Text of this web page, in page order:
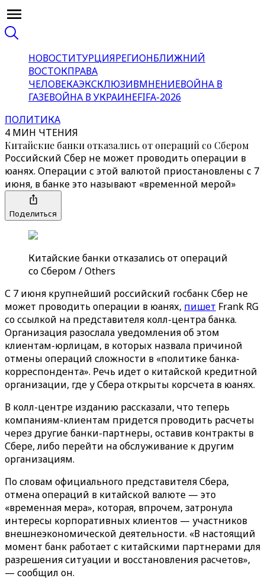
НОВОСТИТУРЦИЯРЕГИОНБЛИЖНИЙ
ВОСТОКПРАВА
ЧЕЛОВЕКАЭКСКЛЮЗИВМНЕНИЕВОЙНА В
ГАЗЕВОЙНА В УКРАИНЕFIFA-2026
ПОЛИТИКА
4 МИН ЧТЕНИЯ
Китайские банки отказались от операций со Сбером
Российский Сбер не может проводить операции в
юанях. Операции с этой валютой приостановлены с 7
июня, в банке это называют «временной мерой»
Поделиться
Китайские банки отказались от операций
со Сбером / Others
С 7 июня крупнейший российский госбанк Сбер не
может проводить операции в юанях, пишет Frank RG
со ссылкой на представителя колл-центра банка.
Организация разослала уведомления об этом
клиентам-юрлицам, в которых назвала причиной
отмены операций сложности в «политике банка-
корреспондента». Речь идет о китайской кредитной
организации, где у Сбера открыты корсчета в юанях.
В колл-центре изданию рассказали, что теперь
компаниям-клиентам придется проводить расчеты
через другие банки-партнеры, оставив контракты в
Сбере, либо перейти на обслуживание к другим
организациям.
По словам официального представителя Сбера,
отмена операций в китайской валюте — это
«временная мера», которая, впрочем, затронула
интересы корпоративных клиентов — участников
внешнеэкономической деятельности. «В настоящий
момент банк работает с китайскими партнерами для
разрешения ситуации и восстановления расчетов»,
— сообщил он.